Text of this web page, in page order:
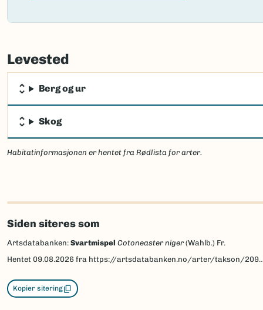
Failed
load
Levested
Berg og ur
Skog
Habitatinformasjonen er hentet fra Rødlista for arter.
Siden siteres som
Artsdatabanken: Svartmispel Cotoneaster niger(Wahlb.) Fr.
Hentet 09.08.2026 fra https://artsdatabanken.no/arter/takson/209247
Kopier sitering